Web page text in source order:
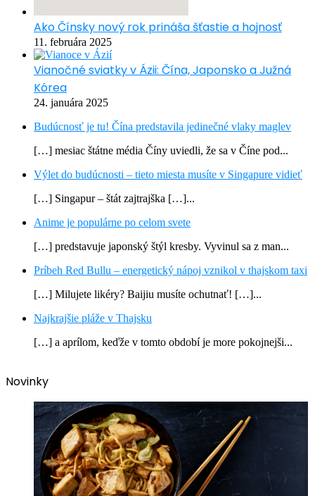
Ako Čínsky nový rok prináša šťastie a hojnosť
11. februára 2025
Vianočné sviatky v Ázii: Čína, Japonsko a Južná
Kórea
24. januára 2025
Budúcnosť je tu! Čína predstavila jedinečné vlaky maglev
[…] mesiac štátne média Číny uviedli, že sa v Číne pod...
Výlet do budúcnosti – tieto miesta musíte v Singapure vidieť
[…] Singapur – štát zajtrajška […]...
Anime je populárne po celom svete
[…] predstavuje japonský štýl kresby. Vyvinul sa z man...
Príbeh Red Bullu – energetický nápoj vznikol v thajskom taxi
[…] Milujete likéry? Baijiu musíte ochutnať! […]...
Najkrajšie pláže v Thajsku
[…] a aprílom, keďže v tomto období je more pokojnejši...
Novinky